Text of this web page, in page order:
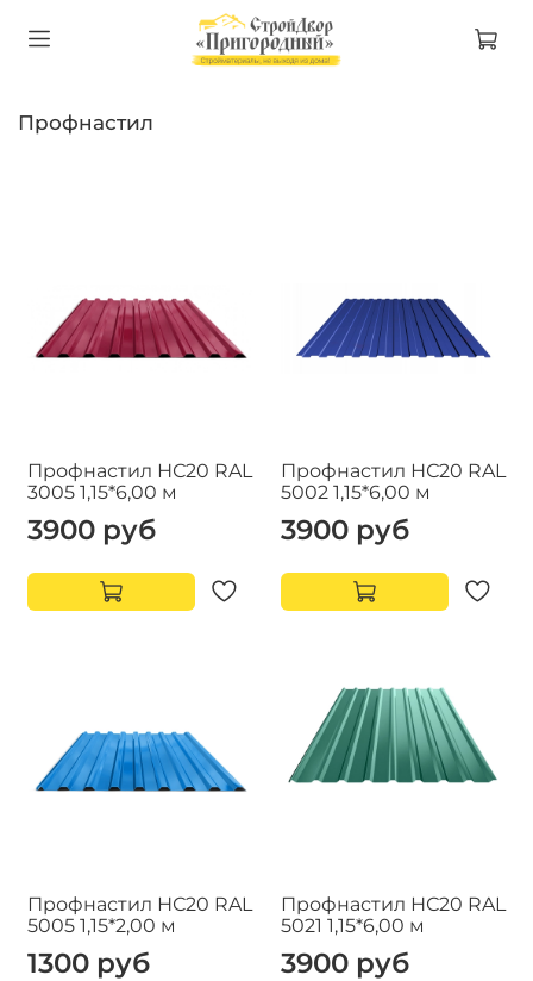
Профнастил
Профнастил НС20 RAL
3005 1,15*6,00 м
3900 руб
Профнастил НС20 RAL
5002 1,15*6,00 м
3900 руб
Профнастил НС20 RAL
5005 1,15*2,00 м
1300 руб
Профнастил НС20 RAL
5021 1,15*6,00 м
3900 руб